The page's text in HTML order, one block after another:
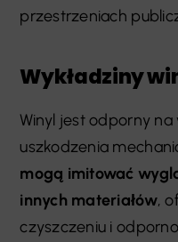
przestrzeniach
Wykładziny
Winyl jest odporny
uszkodzenia
mogą imitować
innych materiałów,
czyszczeniu i